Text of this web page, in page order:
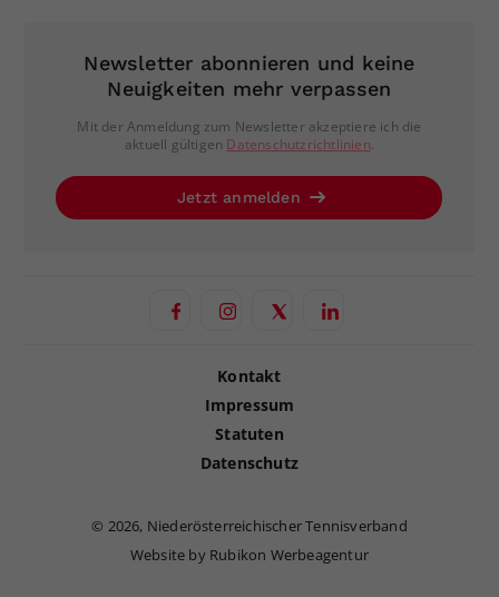
Newsletter abonnieren und keine
Neuigkeiten mehr verpassen
Mit der Anmeldung zum Newsletter akzeptiere ich die
aktuell gültigen Datenschutzrichtlinien.
Jetzt anmelden
Kontakt
Impressum
Statuten
Datenschutz
© 2026, Niederösterreichischer Tennisverband
Website by Rubikon Werbeagentur